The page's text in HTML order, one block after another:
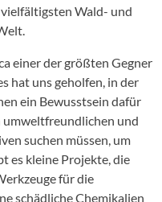
Wald- und
einer der größten Gegner
hat uns geholfen, in der
ein Bewusstsein dafür
umweltfreundlichen und
suchen müssen, um
es kleine Projekte, die
für die
schädliche Chemikalien